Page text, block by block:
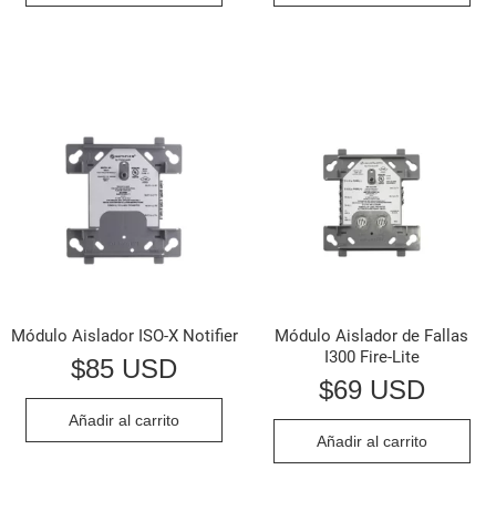
Módulo Aislador ISO-X Notifier
$85 USD
Añadir al carrito
Módulo Aislador de Fallas
I300 Fire-Lite
$69 USD
Añadir al carrito